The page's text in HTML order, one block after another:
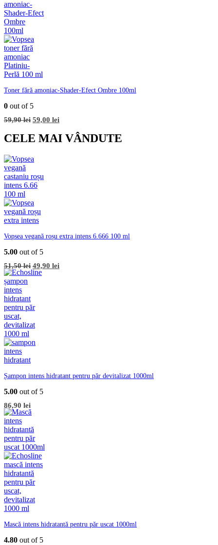
Toner fără amoniac-Shader-Efect Ombre 100ml
0 out of 5
59,90lei Prețul
inițial
a
fost:
59,00 leiPrețul
curent
este:
59,00 lei.
CELE MAI VÂNDUTE
Vopsea vegană roșu extra intens 6.666 100 ml
5.00 out of 5
51,50lei Prețul
inițial
49,90 leiPrețul
curent
Șampon intens hidratant pentru păr devitalizat 1000ml
5.00 out of 5
86,90 lei
Mască intens hidratantă pentru păr uscat 1000ml
4.80 out of 5